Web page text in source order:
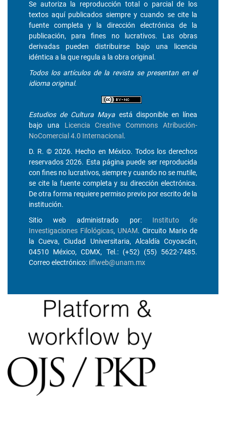
Se autoriza la reproducción total o parcial de los
textos aquí publicados siempre y cuando se cite la
fuente completa y la dirección electrónica de la
publicación, para fines no lucrativos. Las obras
derivadas pueden distribuirse bajo una licencia
idéntica a la que regula a la obra original.
Todos los artículos de la revista se presentan en el
idioma original.
Estudios de Cultura Maya está disponible en línea
bajo una Licencia Creative Commons Atribución-
NoComercial 4.0 Internacional .
D. R. © 2026. Hecho en México. Todos los derechos
reservados 2026. Esta página puede ser reproducida
con fines no lucrativos, siempre y cuando no se mutile,
se cite la fuente completa y su dirección electrónica.
De otra forma requiere permiso previo por escrito de la
institución.
Sitio web administrado por: Instituto de
Investigaciones Filológicas, UNAM. Circuito Mario de
la Cueva, Ciudad Universitaria, Alcaldía Coyoacán,
04510 México, CDMX, Tel.: (+52) (55) 5622-7485.
Correo electrónico: iiflweb@unam.mx